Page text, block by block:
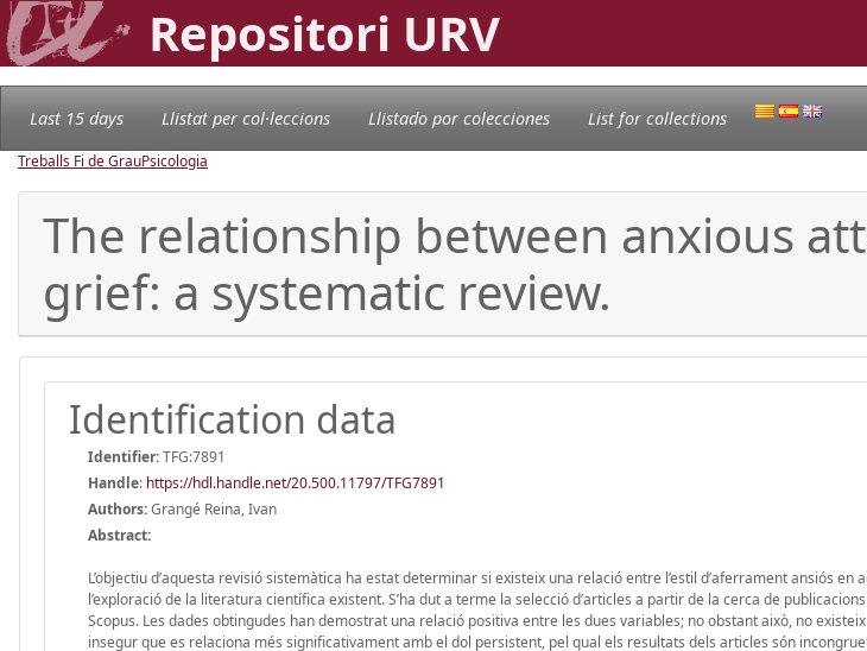
Repositori URV
Last 15 days Llistat per col·leccions Llistado por colecciones List for collections
Treballs Fi de GrauPsicologia
The relationship between anxious
grief: a systematic review.
Identification data
Identifier:TFG:7891
Handle: https://hdl.handle.net/20.500.11797/TFG7891
Authors:Grangé Reina, Ivan
Abstract:
L’objectiu d’aquesta revisió sistemàtica ha estat determinar si existeix una relació entre l’estil d’aferrament ansiós
l’exploració de la literatura científica existent. S’ha dut a terme la selecció d’articles a partir de la cerca de
Scopus. Les dades obtingudes han demostrat una relació positiva entre les dues variables; no obstant això, no
insegur que es relaciona més significativament amb el dol persistent, pel qual els resultats dels articles són